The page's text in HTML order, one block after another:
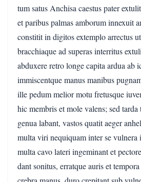
tum satus Anchisa caestus pater
et paribus palmas amborum innexuit
constitit in digitos extemplo arrectus
bracchiaque ad superas interritus
abduxere retro longe capita ardua ab
immiscentque manus manibus
ille pedum melior motu fretusque
hic membris et mole valens; sed tarda
genua labant, vastos quatit aeger
multa viri nequiquam inter se vulnera
multa cavo lateri ingeminant et
dant sonitus, erratque auris et